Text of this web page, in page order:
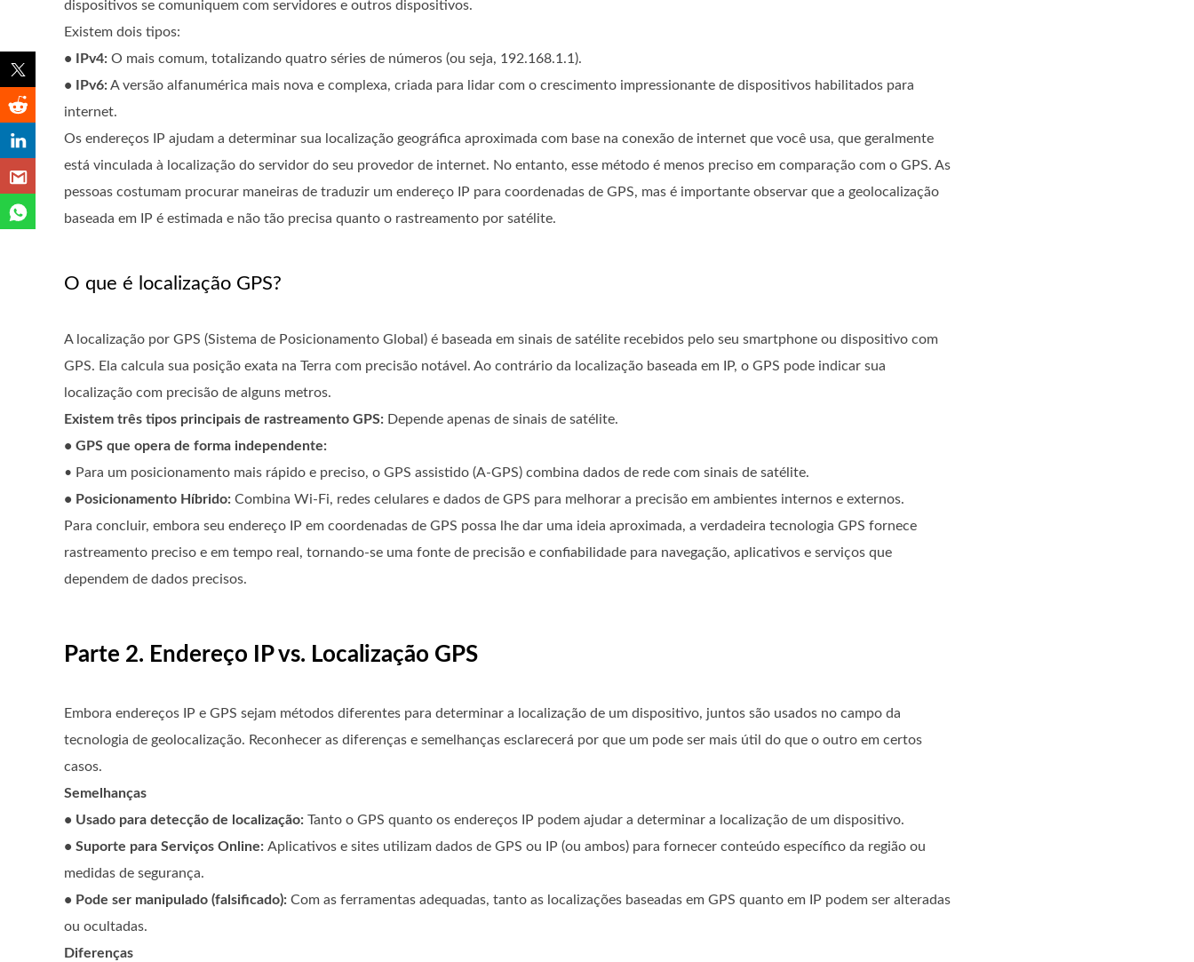
dispositivos se comuniquem com servidores e outros dispositivos.
Existem dois tipos:
• IPv4: O mais comum, totalizando quatro séries de números (ou seja, 192.168.1.1).
• IPv6:A versão alfanumérica mais nova e complexa, criada para lidar com o crescimento impressionante de dispositivos habilitados para
internet.
Os endereços IP ajudam a determinar sua localização geográfica aproximada com base na conexão de internet que você usa, que geralmente
está vinculada à localização do servidor do seu provedor de internet. No entanto, esse método é menos preciso em comparação com o GPS. As
pessoas costumam procurar maneiras de traduzir um endereço IP para coordenadas de GPS, mas é importante observar que a geolocalização
baseada em IP é estimada e não tão precisa quanto o rastreamento por satélite.
O que é localização GPS?
A localização por GPS (Sistema de Posicionamento Global) é baseada em sinais de satélite recebidos pelo seu smartphone ou dispositivo com
GPS. Ela calcula sua posição exata na Terra com precisão notável. Ao contrário da localização baseada em IP, o GPS pode indicar sua
localização com precisão de alguns metros.
Existem três tipos principais de rastreamento GPS: Depende apenas de sinais de satélite.
• GPS que opera de forma independente:
• Para um posicionamento mais rápido e preciso, o GPS assistido (A-GPS) combina dados de rede com sinais de satélite.
• Posicionamento Híbrido: Combina Wi-Fi, redes celulares e dados de GPS para melhorar a precisão em ambientes internos e externos.
Para concluir, embora seu endereço IP em coordenadas de GPS possa lhe dar uma ideia aproximada, a verdadeira tecnologia GPS fornece
rastreamento preciso e em tempo real, tornando-se uma fonte de precisão e confiabilidade para navegação, aplicativos e serviços que
dependem de dados precisos.
Parte 2. Endereço IP vs. Localização GPS
Embora endereços IP e GPS sejam métodos diferentes para determinar a localização de um dispositivo, juntos são usados no campo da
tecnologia de geolocalização. Reconhecer as diferenças e semelhanças esclarecerá por que um pode ser mais útil do que o outro em certos
casos.
Semelhanças
• Usado para detecção de localização: Tanto o GPS quanto os endereços IP podem ajudar a determinar a localização de um dispositivo.
• Suporte para Serviços Online: Aplicativos e sites utilizam dados de GPS ou IP (ou ambos) para fornecer conteúdo específico da região ou
medidas de segurança.
• Pode ser manipulado (falsificado): Com as ferramentas adequadas, tanto as localizações baseadas em GPS quanto em IP podem ser alteradas
ou ocultadas.
Diferenças